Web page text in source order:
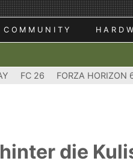
COMMUNITY
FC 26 FORZA HORIZON
die